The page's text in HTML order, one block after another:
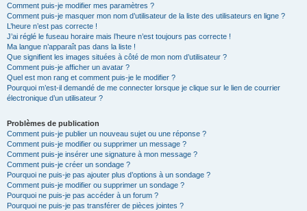
Comment puis-je modifier mes paramètres ?
Comment puis-je masquer mon nom d’utilisateur de la liste des utilisateurs en ligne ?
L’heure n’est pas correcte !
J’ai réglé le fuseau horaire mais l’heure n’est toujours pas correcte !
Ma langue n’apparaît pas dans la liste !
Que signifient les images situées à côté de mon nom d’utilisateur ?
Comment puis-je afficher un avatar ?
Quel est mon rang et comment puis-je le modifier ?
Pourquoi m’est-il demandé de me connecter lorsque je clique sur le lien de courrier
électronique d’un utilisateur ?
Problèmes de publication
Comment puis-je publier un nouveau sujet ou une réponse ?
Comment puis-je modifier ou supprimer un message ?
Comment puis-je insérer une signature à mon message ?
Comment puis-je créer un sondage ?
Pourquoi ne puis-je pas ajouter plus d’options à un sondage ?
Comment puis-je modifier ou supprimer un sondage ?
Pourquoi ne puis-je pas accéder à un forum ?
Pourquoi ne puis-je pas transférer de pièces jointes ?